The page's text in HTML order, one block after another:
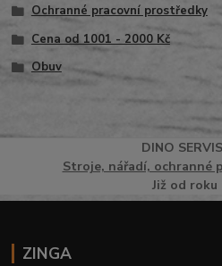
Ochranné pracovní prostředky
Cena od 1001 - 2000 Kč
Obuv
DINO SERVIS
Stroje, nářadí, ochranné
Již od roku
ZINGA